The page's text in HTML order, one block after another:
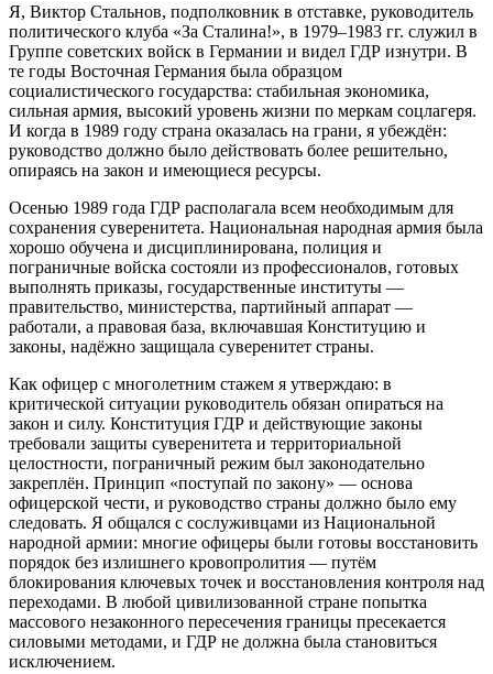
Я, Виктор Стальнов, подполковник в отставке, руководитель
политического клуба «За Сталина!», в 1979–1983 гг. служил в
Группе советских войск в Германии и видел ГДР изнутри. В
те годы Восточная Германия была образцом
социалистического государства: стабильная экономика,
сильная армия, высокий уровень жизни по меркам соцлагеря.
И когда в 1989 году страна оказалась на грани, я убеждён:
руководство должно было действовать более решительно,
опираясь на закон и имеющиеся ресурсы.
Осенью 1989 года ГДР располагала всем необходимым для
сохранения суверенитета. Национальная народная армия была
хорошо обучена и дисциплинирована, полиция и
пограничные войска состояли из профессионалов, готовых
выполнять приказы, государственные институты —
правительство, министерства, партийный аппарат —
работали, а правовая база, включавшая Конституцию и
законы, надёжно защищала суверенитет страны.
Как офицер с многолетним стажем я утверждаю: в
критической ситуации руководитель обязан опираться на
закон и силу. Конституция ГДР и действующие законы
требовали защиты суверенитета и территориальной
целостности, пограничный режим был законодательно
закреплён. Принцип «поступай по закону» — основа
офицерской чести, и руководство страны должно было ему
следовать. Я общался с сослуживцами из Национальной
народной армии: многие офицеры были готовы восстановить
порядок без излишнего кровопролития — путём
блокирования ключевых точек и восстановления контроля над
переходами. В любой цивилизованной стране попытка
массового незаконного пересечения границы пресекается
силовыми методами, и ГДР не должна была становиться
исключением.